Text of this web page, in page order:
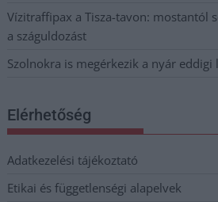
Vízitraffipax a Tisza-tavon: mostantól
a száguldozást
Szolnokra is megérkezik a nyár eddigi
Elérhetőség
Adatkezelési tájékoztató
Etikai és függetlenségi alapelvek